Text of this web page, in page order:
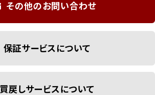
その他のお問い合わせ
保証サービスについて
買戻しサービスについて